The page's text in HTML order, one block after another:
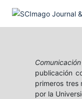
publicación
primeros tres
por la